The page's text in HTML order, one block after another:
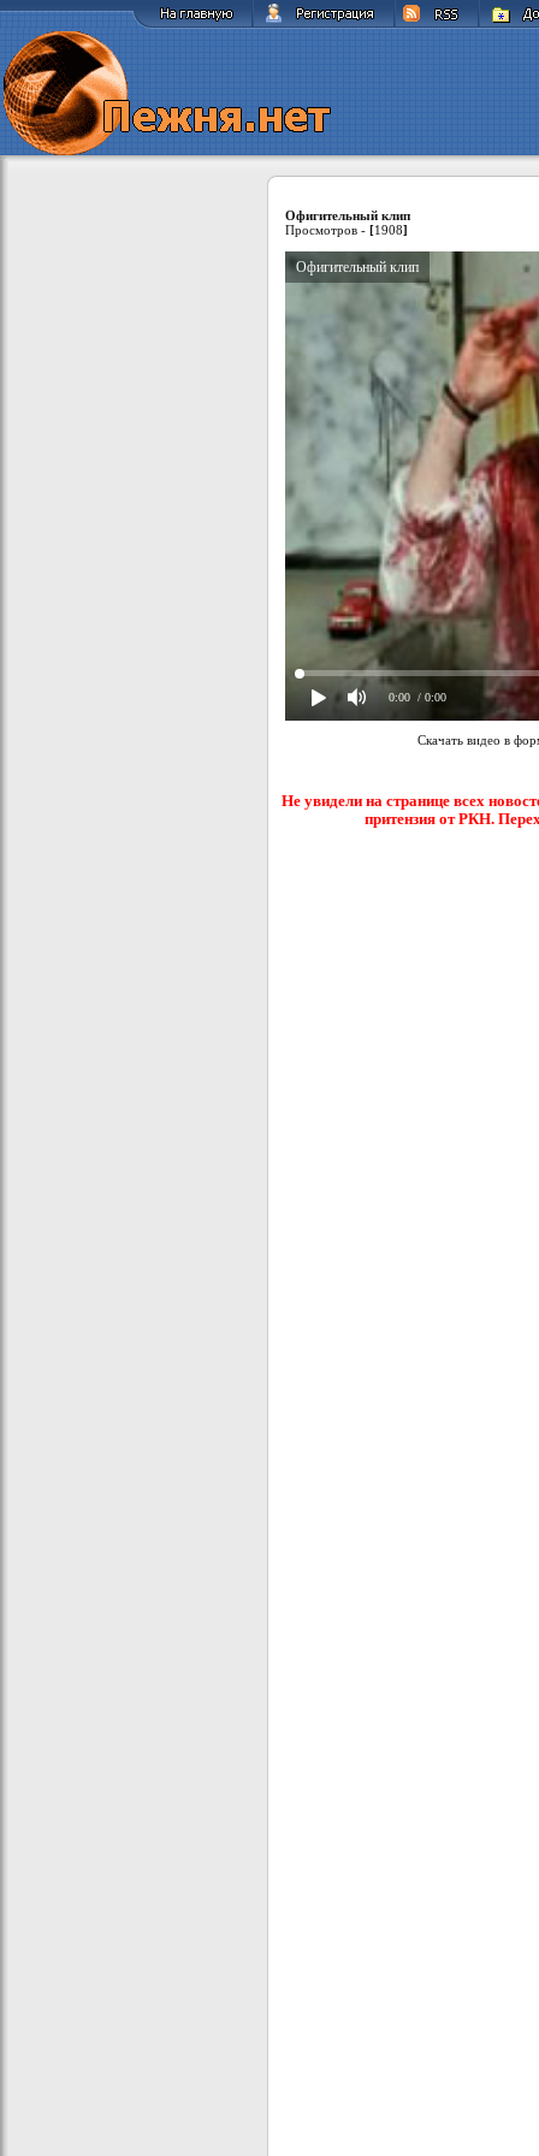
Офигительный клип
Просмотров - [1908]
Офигительный клип
0:00 / 0:00
Скачать видео в
Не увидели на странице всех
притензия от РКН.